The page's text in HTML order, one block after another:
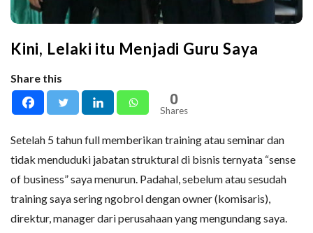
Kini, Lelaki itu Menjadi Guru Saya
Share this
0
Shares
Setelah 5 tahun full memberikan training atau seminar dan
tidak menduduki jabatan struktural di bisnis ternyata “sense
of business” saya menurun. Padahal, sebelum atau sesudah
training saya sering ngobrol dengan owner (komisaris),
direktur, manager dari perusahaan yang mengundang saya.